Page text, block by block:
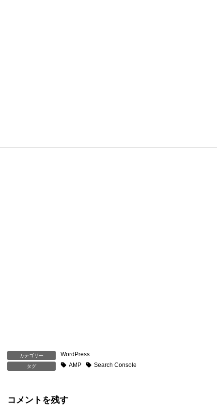
カテゴリー WordPress
タグ AMP Search Console
コメントを残す